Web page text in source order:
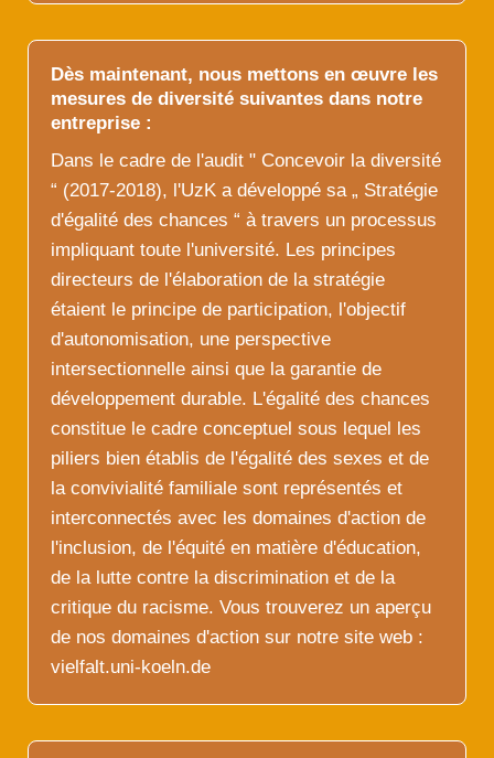
Dès maintenant, nous mettons en œuvre les
mesures de diversité suivantes dans notre
entreprise :
Dans le cadre de l'audit " Concevoir la diversité
“ (2017-2018), l'UzK a développé sa „ Stratégie
d'égalité des chances “ à travers un processus
impliquant toute l'université. Les principes
directeurs de l'élaboration de la stratégie
étaient le principe de participation, l'objectif
d'autonomisation, une perspective
intersectionnelle ainsi que la garantie de
développement durable. L'égalité des chances
constitue le cadre conceptuel sous lequel les
piliers bien établis de l'égalité des sexes et de
la convivialité familiale sont représentés et
interconnectés avec les domaines d'action de
l'inclusion, de l'équité en matière d'éducation,
de la lutte contre la discrimination et de la
critique du racisme. Vous trouverez un aperçu
de nos domaines d'action sur notre site web :
vielfalt.uni-koeln.de